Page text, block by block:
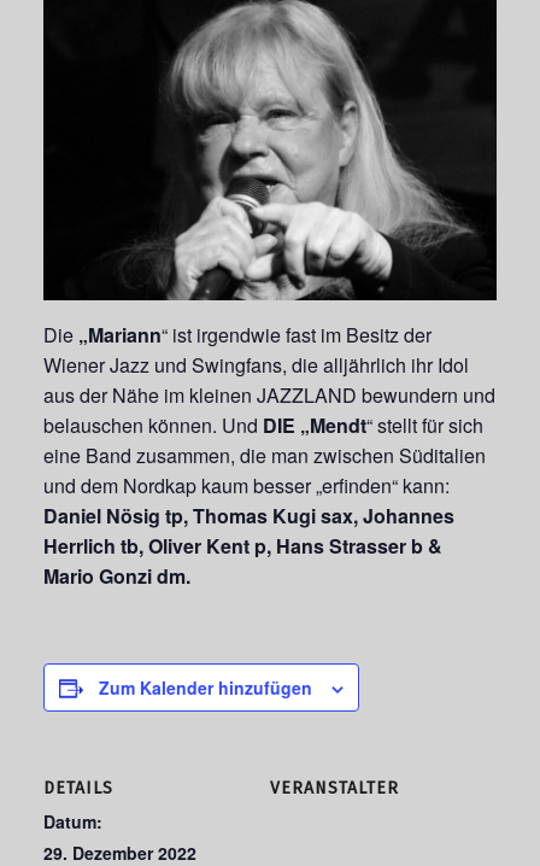
Die „Mariann“ ist irgendwie fast im Besitz der
Wiener Jazz und Swingfans, die alljährlich ihr Idol
aus der Nähe im kleinen JAZZLAND bewundern und
belauschen können. Und DIE „Mendt“ stellt für sich
eine Band zusammen, die man zwischen Süditalien
und dem Nordkap kaum besser „erfinden“ kann:
Daniel Nösig tp, Thomas Kugi sax, Johannes
Herrlich tb, Oliver Kent p, Hans Strasser b &
Mario Gonzi dm.
Zum Kalender hinzufügen
DETAILS
Datum:
29. Dezember 2022
VERANSTALTER